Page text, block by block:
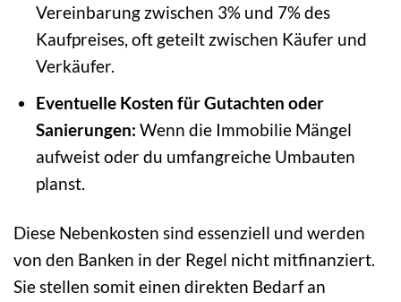
Vereinbarung zwischen 3% und 7% des
Kaufpreises, oft geteilt zwischen Käufer und
Verkäufer.
Eventuelle Kosten für Gutachten oder
Sanierungen: Wenn die Immobilie Mängel
aufweist oder du umfangreiche Umbauten
planst.
Diese Nebenkosten sind essenziell und werden
von den Banken in der Regel nicht mitfinanziert.
Sie stellen somit einen direkten Bedarf an